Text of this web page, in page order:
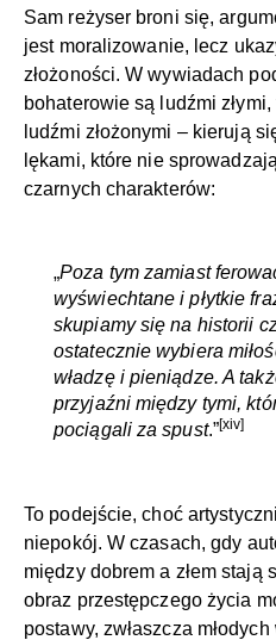
Sam reżyser broni się,
jest moralizowanie, lecz
złożoności. W wywiadach
bohaterowie są ludźmi
ludźmi złożonymi – kierują
lękami, które nie
czarnych charakterów:
„Poza tym zamiast
wyświechtane i płytkie
skupiamy się na historii
ostatecznie wybiera
władzę i pieniądze. A
przyjaźni między tymi,
pociągali za spust.”[xiv]
To podejście, choć
niepokój. W czasach, gdy
między dobrem a złem stają
obraz przestępczego życia
postawy, zwłaszcza młodych